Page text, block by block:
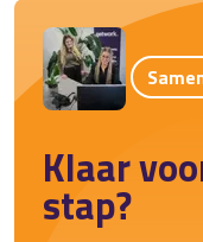
Klaar
stap?